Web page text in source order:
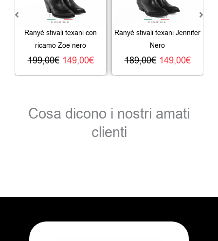
Ranyè stivali texani con
ricamo Zoe nero
199,00€
199,00€.
149,00€
Ranyè stivali texani Jennifer
Nero
189,00€
189,00€.
149,00€
Cosa dicono i nostri amati
clienti